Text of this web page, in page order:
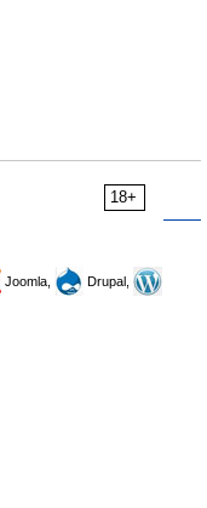
18+
Joomla,
Drupal,